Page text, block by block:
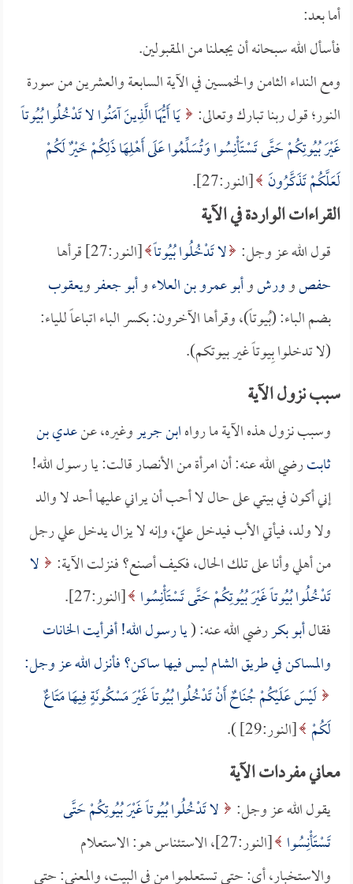
أما بعد:
فأسأل الله سبحانه أن يجعلنا من المقبولين.
ومع النداء الثامن والخمسين في الآية السابعة والعشرين من سورة
النور؛ قول ربنا تبارك وتعالى: يَا أَيُّهَا الَّذِينَ آمَنُوا لا تَدْخُلُوا بُيُوتاً
غَيْرَ بُيُوتِكُمْ حَتَّى تَسْتَأْنِسُوا وَتُسَلِّمُوا عَلَى أَهْلِهَا ذَلِكُمْ خَيْرٌ لَكُمْ
لَعَلَّكُمْ تَذَكَّرُونَ [النور:27].
القراءات الواردة في الآية
قول الله عز وجل: لا تَدْخُلُوا بُيُوتاً [النور:27] قرأها
حفصوورشوأبو عمرو بن العلاءوأبو جعفرويعقوب
بضم الباء: (بُيوتاً)، وقرأها الآخرون: بكسر الباء اتباعاً للياء:
(لا تدخلوا بِيوتاً غير بيوتكم).
سبب نزول الآية
وسبب نزول هذه الآية ما رواهابن جريروغيره، عنعدي بن
ثابترضي الله عنه: أن امرأة من الأنصار قالت: يا رسول الله!
إني أكون في بيتي على حال لا أحب أن يراني عليها أحد لا والد
ولا ولد، فيأتي الأب فيدخل عليّ، وإنه لا يزال يدخل علي رجل
من أهلي وأنا على تلك الحال، فكيف أصنع؟ فنزلت الآية:
لا
تَدْخُلُوا بُيُوتاً غَيْرَ بُيُوتِكُمْ حَتَّى تَسْتَأْنِسُوا [النور:27].
فقالأبو بكررضي الله عنه: (يا رسول الله! أفرأيت الخانات
والمساكن في طريق الشام ليس فيها ساكن؟ فأنزل الله عز وجل:
لَيْسَ عَلَيْكُمْ جُنَاحٌ أَنْ تَدْخُلُوا بُيُوتاً غَيْرَ مَسْكُونَةٍ فِيهَا مَتَاعٌ
لَكُمْ [النور:29] ).
معاني مفردات الآية
يقول الله عز وجل:
لا تَدْخُلُوا بُيُوتاً غَيْرَ بُيُوتِكُمْ حَتَّى
تَسْتَأْنِسُوا
[النور:27]، الاستئناس هو: الاستعلام
والاستخبار، أي: حتى تستعلموا من في البيت، والمعنى: حتى